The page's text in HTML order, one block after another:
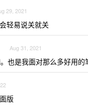
29, 2021
轻易说关就关
Aug 31, 2021
也是我面对那么多好用的
版